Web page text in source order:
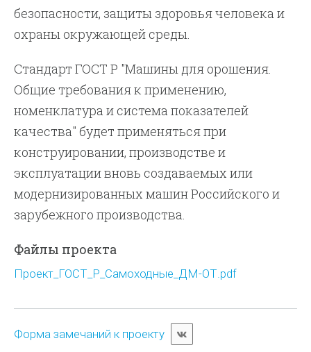
безопасности, защиты здоровья человека и
охраны окружающей среды.
Стандарт ГОСТ Р "Машины для орошения.
Общие требования к применению,
номенклатура и система показателей
качества" будет применяться при
конструировании, производстве и
эксплуатации вновь создаваемых или
модернизированных машин Российского и
зарубежного производства.
Файлы проекта
Проект_ГОСТ_Р_Самоходные_ДМ-ОТ.pdf
Форма замечаний к проекту